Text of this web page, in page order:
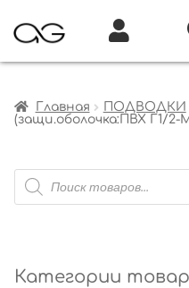
Главная ПОДВОДКИ
(защи.оболочка:ПВХ Г1/2-
Поиск
товаров
Категории